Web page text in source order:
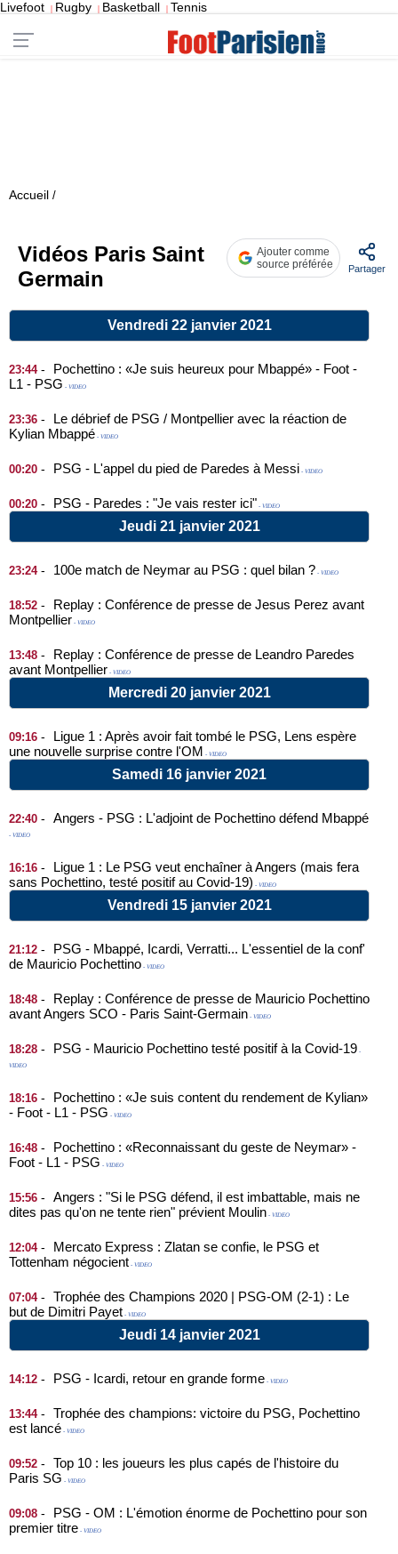
Livefoot | Rugby | Basketball | Tennis
Accueil /
Vidéos Paris Saint
Germain
Ajouter comme
source préférée
Partager
Vendredi 22 janvier 2021
23:44-
Pochettino : «Je suis heureux pour Mbappé» - Foot -
L1 - PSG - VIDEO
23:36 -
Le débrief de PSG / Montpellier avec la réaction de
Kylian Mbappé - VIDEO
00:20 - PSG - L'appel du pied de Paredes à Messi - VIDEO
00:20 - PSG - Paredes : "Je vais rester ici" - VIDEO
Jeudi 21 janvier 2021
23:24- 100e match de Neymar au PSG : quel bilan ? - VIDEO
18:52 -
Replay : Conférence de presse de Jesus Perez avant
Montpellier - VIDEO
13:48 -
Replay : Conférence de presse de Leandro Paredes
avant Montpellier - VIDEO
Mercredi 20 janvier 2021
09:16 -
Ligue 1 : Après avoir fait tombé le PSG, Lens espère
une nouvelle surprise contre l'OM - VIDEO
Samedi 16 janvier 2021
22:40 - Angers - PSG : L'adjoint de Pochettino défend Mbappé
- VIDEO
16:16 -
Ligue 1 : Le PSG veut enchaîner à Angers (mais fera
sans Pochettino, testé positif au Covid-19) - VIDEO
Vendredi 15 janvier 2021
21:12 -
PSG - Mbappé, Icardi, Verratti... L'essentiel de la conf'
de Mauricio Pochettino - VIDEO
18:48 -
Replay : Conférence de presse de Mauricio Pochettino
avant Angers SCO - Paris Saint-Germain - VIDEO
18:28 - PSG - Mauricio Pochettino testé positif à la Covid-19 -
VIDEO
18:16 -
Pochettino : «Je suis content du rendement de Kylian»
- Foot - L1 - PSG - VIDEO
16:48 -
Pochettino : «Reconnaissant du geste de Neymar» -
Foot - L1 - PSG - VIDEO
15:56 -
Angers : "Si le PSG défend, il est imbattable, mais ne
dites pas qu'on ne tente rien" prévient Moulin - VIDEO
12:04-
Mercato Express : Zlatan se confie, le PSG et
Tottenham négocient - VIDEO
07:04-
Trophée des Champions 2020 | PSG-OM (2-1) : Le
but de Dimitri Payet - VIDEO
Jeudi 14 janvier 2021
14:12 - PSG - Icardi, retour en grande forme - VIDEO
13:44-
Trophée des champions: victoire du PSG, Pochettino
est lancé - VIDEO
09:52 -
Top 10 : les joueurs les plus capés de l'histoire du
Paris SG - VIDEO
09:08 -
PSG - OM : L'émotion énorme de Pochettino pour son
premier titre - VIDEO